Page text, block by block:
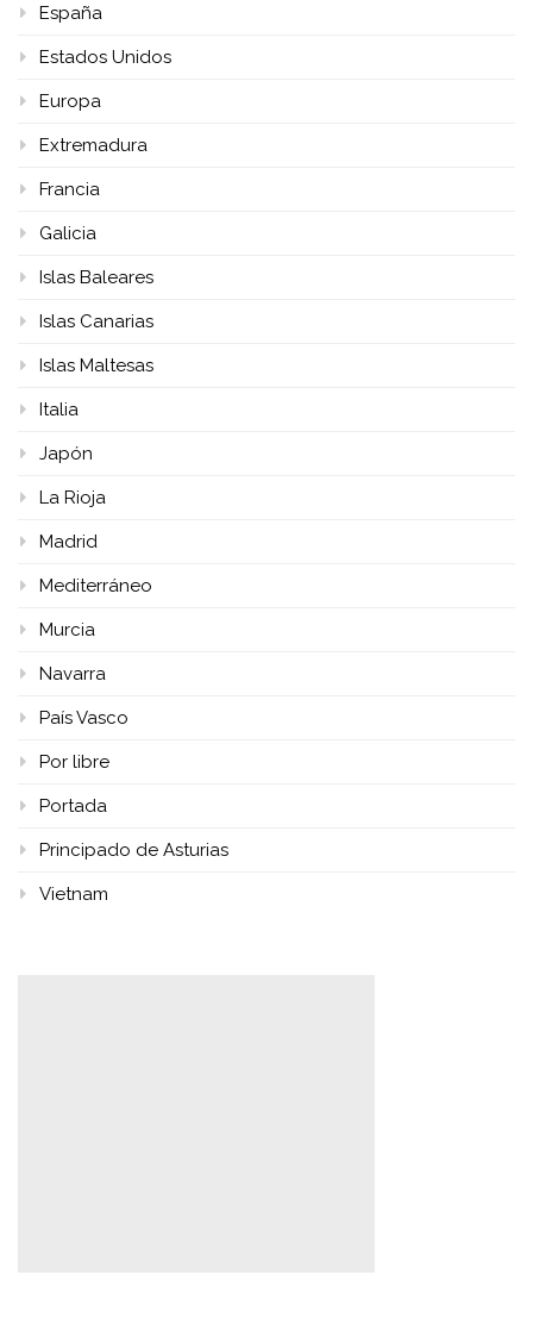
España
Estados Unidos
Europa
Extremadura
Francia
Galicia
Islas Baleares
Islas Canarias
Islas Maltesas
Italia
Japón
La Rioja
Madrid
Mediterráneo
Murcia
Navarra
País Vasco
Por libre
Portada
Principado de Asturias
Vietnam